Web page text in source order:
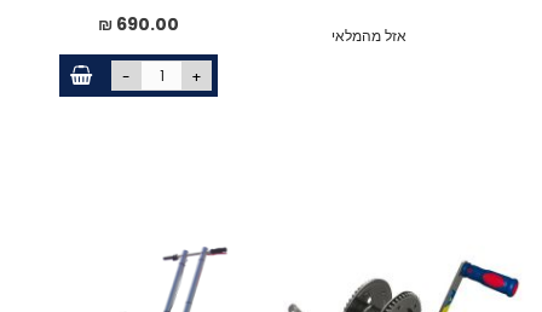
אזל מהמלאי 690.00 ₪
- +